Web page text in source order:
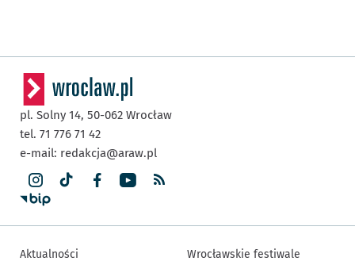
pl. Solny 14, 50-062 Wrocław
tel. 71 776 71 42
e-mail: redakcja@araw.pl
Aktualności Wrocławskie festiwale